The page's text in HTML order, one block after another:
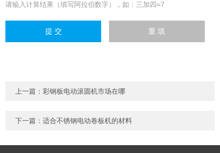
请输入计算结果（填写阿拉伯数字），如：三加四=7
上一篇：彩钢板电动滚圆机市场在哪
下一篇：适合不锈钢电动卷板机的材料